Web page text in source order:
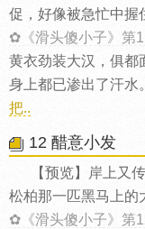
促，好像被急忙中握
✿《滑头傻小子》第
黄衣劲装大汉，俱都
身上都已渗出了汗水。
把..
12 醋意小发
【预览】岸上又
松柏那一匹黑马上的
✿《滑头傻小子》第